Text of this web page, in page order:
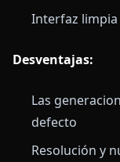
Interfaz limpia
Desventajas:
Las
defecto
Resolución y